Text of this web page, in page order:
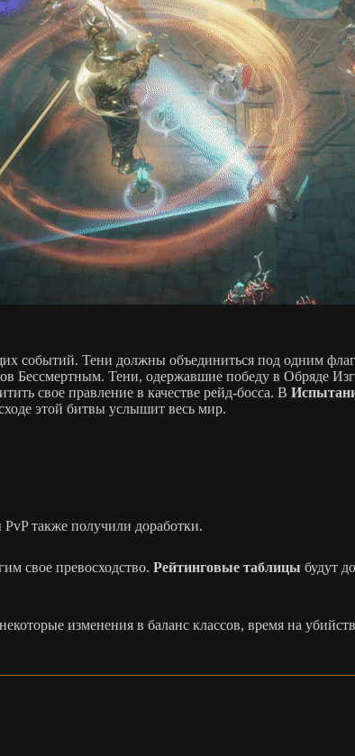
событий. Тени должны объединиться под одним
Бессмертным. Тени, одержавшие победу в Обряде
свое правление в качестве рейд-босса. В
этой битвы услышит весь мир.
также получили доработки.
свое превосходство. Рейтинговые таблицы будут
изменения в баланс классов, время на